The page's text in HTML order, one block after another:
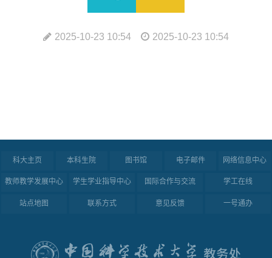
2025-10-23 10:54 2025-10-23 10:54
科大主页 本科生院 图书馆 电子邮件 网络信息中心
教师教学发展中心 学生学业指导中心 国际合作与交流 学工在线
站点地图 联系方式 意见反馈 一号通办